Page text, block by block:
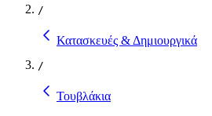
/
Κατασκευές & Δημιουργικά
/
Τουβλάκια